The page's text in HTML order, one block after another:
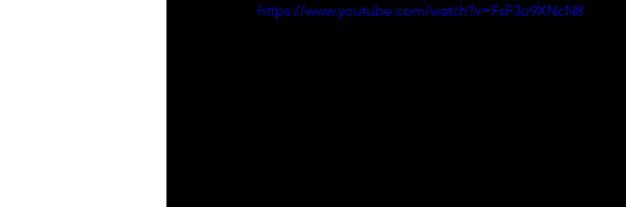
https://www.youtube.com/watch?v=FsF3o9XNcN8